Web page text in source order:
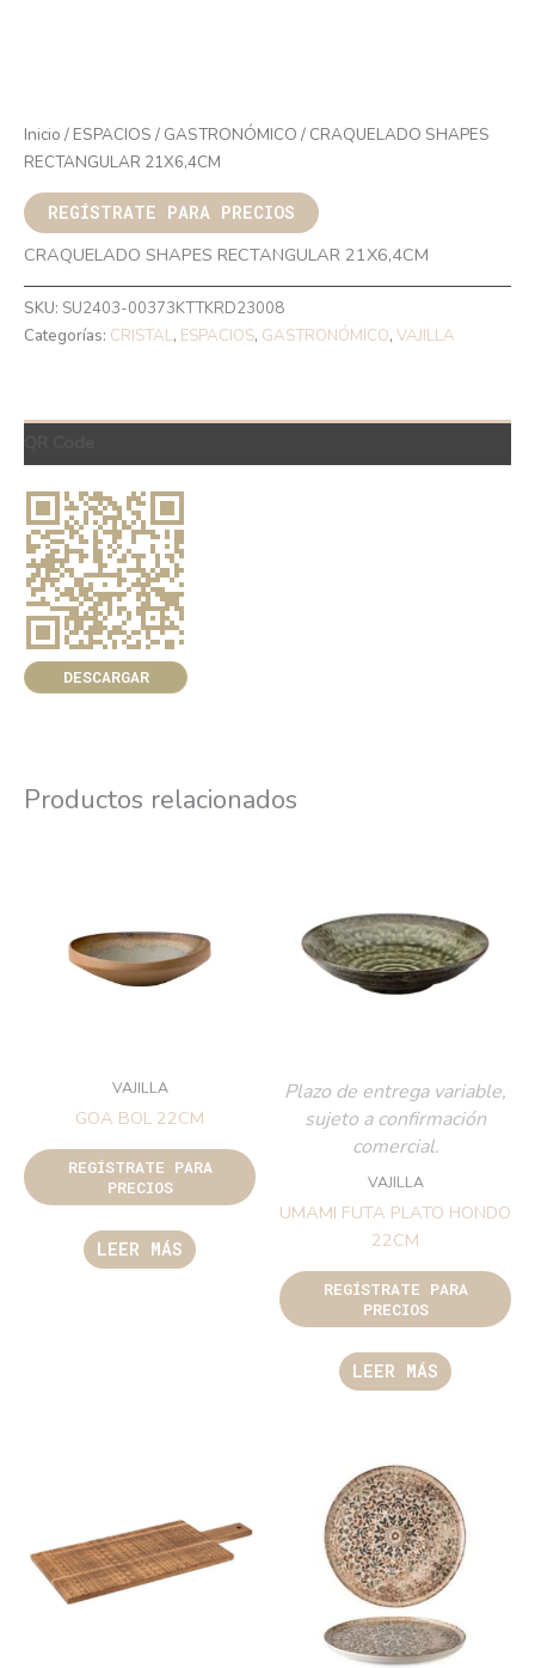
Inicio / ESPACIOS / GASTRONÓMICO / CRAQUELADO SHAPES
RECTANGULAR 21X6,4CM
REGÍSTRATE PARA PRECIOS
CRAQUELADO SHAPES RECTANGULAR 21X6,4CM
SKU: SU2403-00373KTTKRD23008
Categorías: CRISTAL, ESPACIOS, GASTRONÓMICO, VAJILLA
DESCARGAR
Productos relacionados
VAJILLA
GOA BOL 22CM
REGÍSTRATE PARA
PRECIOS
LEER MÁS
Plazo de entrega variable,
sujeto a confirmación
comercial.
VAJILLA
UMAMI FUTA PLATO HONDO
22CM
REGÍSTRATE PARA
PRECIOS
LEER MÁS